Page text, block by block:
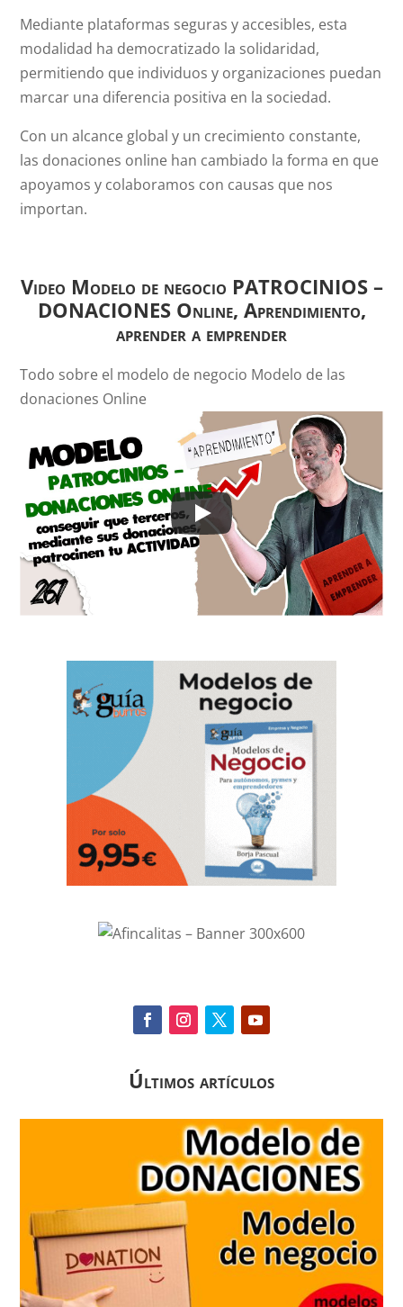
Mediante plataformas seguras y accesibles, esta
modalidad ha democratizado la solidaridad,
permitiendo que individuos y organizaciones puedan
marcar una diferencia positiva en la sociedad.
Con un alcance global y un crecimiento constante,
las donaciones online han cambiado la forma en que
apoyamos y colaboramos con causas que nos
importan.
Video Modelo de negocio PATROCINIOS –
DONACIONES Online, Aprendimiento,
aprender a emprender
Todo sobre el modelo de negocio Modelo de las
donaciones Online
Últimos artículos